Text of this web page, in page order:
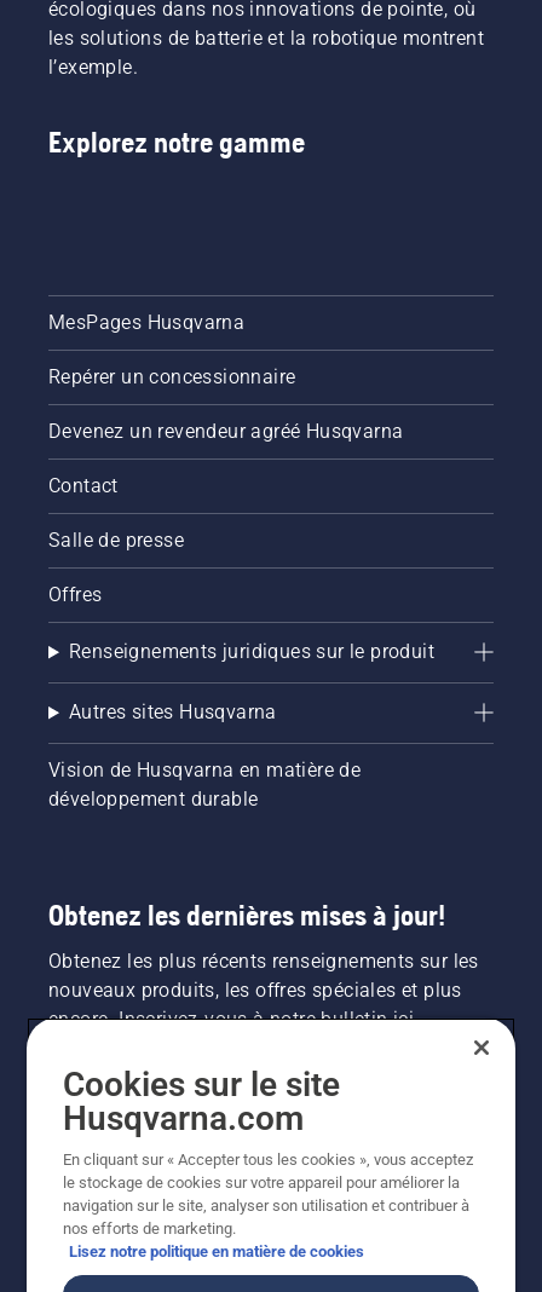
écologiques dans nos innovations de pointe, où
les solutions de batterie et la robotique montrent
l’exemple.
Explorez notre gamme
MesPages Husqvarna
Repérer un concessionnaire
Devenez un revendeur agréé Husqvarna
Contact
Salle de presse
Offres
Renseignements juridiques sur le produit
Autres sites Husqvarna
Vision de Husqvarna en matière de
développement durable
Obtenez les dernières mises à jour!
Obtenez les plus récents renseignements sur les
nouveaux produits, les offres spéciales et plus
encore. Inscrivez-vous à notre bulletin ici.
INSCRIPTION À LA NEWSLETTER
Cookies sur le site
Husqvarna.com
En cliquant sur « Accepter tous les cookies », vous acceptez
le stockage de cookies sur votre appareil pour améliorer la
navigation sur le site, analyser son utilisation et contribuer à
nos efforts de marketing.
Lisez notre politique en matière de cookies